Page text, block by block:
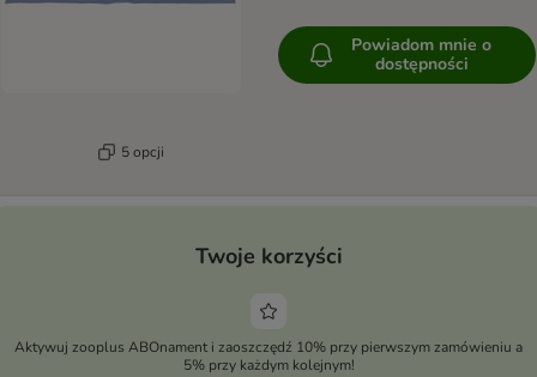
5 opcji
Powiadom mnie o
dostępności
Twoje korzyści
Aktywuj zooplus ABOnament i zaoszczędź 10% przy pierwszym zamówieniu a
5% przy każdym kolejnym!